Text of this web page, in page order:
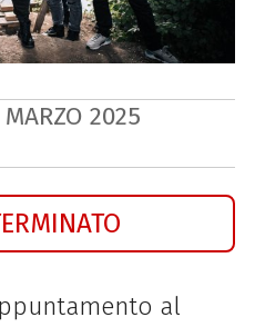
MARZO 2025
al